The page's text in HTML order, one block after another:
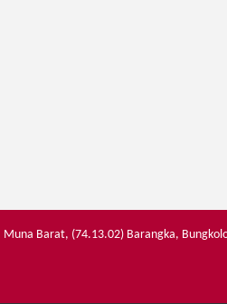
Muna Barat, (74.13.02) Barangka,